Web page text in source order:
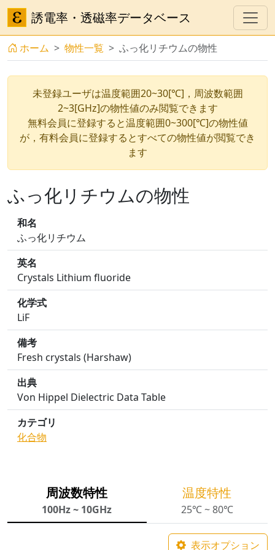
誘電率・透磁率データベース
ホーム 物性一覧 ふっ化リチウムの物性
未登録ユーザは温度範囲20~30[℃]，周波数範囲
2~3[GHz]の物性値のみ閲覧できます
無料会員に登録すると温度範囲0~300[℃]の物性値
が，有料会員に登録するとすべての物性値が閲覧でき
ます
ふっ化リチウムの物性
和名
ふっ化リチウム
英名
Crystals Lithium fluoride
化学式
LiF
備考
Fresh crystals (Harshaw)
出典
Von Hippel Dielectric Data Table
カテゴリ
化合物
周波数特性
100Hz ~ 10GHz
温度特性
25℃ ~ 80℃
表示オプション